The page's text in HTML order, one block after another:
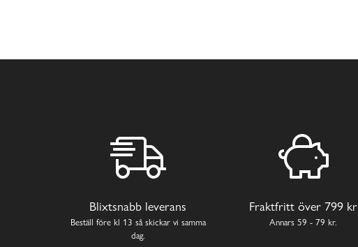
Blixtsnabb leverans
Beställ före kl 13 så skickar vi samma
dag.
Fraktfritt över 799 kr
Annars 59 - 79 kr.